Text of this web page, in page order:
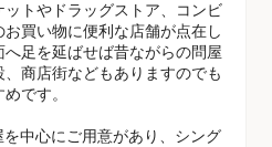
トやドラッグストア、コンビ
買い物に便利な店舗が点在し
足を延ばせば昔ながらの問屋
商店街などもありますのでも
です。
中心にご用意があり、シング